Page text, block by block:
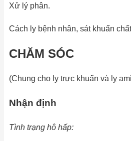
Xử lý phân.
Cách ly bệnh nhân, sát khuẩn
CHĂM SÓC
(Chung cho lỵ trực khuẩn và lỵ
Nhận định
Tình trạng hô hấp: